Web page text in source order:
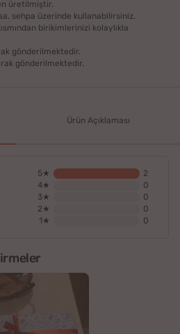
üretilmiştir.
sehpa üzerinde kullanabilirsiniz.
birikimlerinizi kolaylıkla
gönderilmektedir.
gönderilmektedir.
Ürün Açıklaması
5★
2
4★
0
3★
0
2★
0
1★
0